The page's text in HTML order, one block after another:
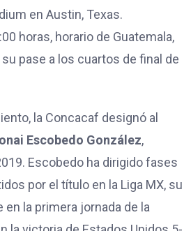
en Austin, Texas.
horas, horario de Guatemala,
pase a los cuartos de final de
la Concacaf designó al
Escobedo González,
Escobedo ha dirigido fases
por el título en la Liga MX, su
la primera jornada de la